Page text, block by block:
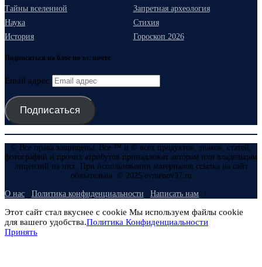
Тайны вселенной
Запретная археология
Наука
Стихия
История
Гороскоп 2026
Подписаться на блог по эл. почте
Email адрес
Подписаться
© Все права защищены. Все ™ и © всех продуктов, знаков, статей,
фотографий и прочих атрибутов принадлежат авторам или владельцам
лицензий на них. При использовании материалов ссылка на сайт
обязательна. © 2025 evmenov37.ru
О нас Политика конфиденциальности Написать нам
Этот сайт стал вкуснее с cookie Мы используем файлы cookie
для вашего удобства.Политика Конфиденциальности
Принять